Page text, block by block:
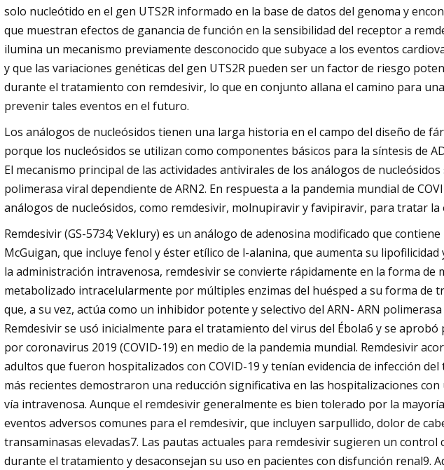
solo nucleótido en el gen UTS2R informado en la base de datos del genoma y
que muestran efectos de ganancia de función en la sensibilidad del receptor a
ilumina un mecanismo previamente desconocido que subyace a los eventos
y que las variaciones genéticas del gen UTS2R pueden ser un factor de riesgo
durante el tratamiento con remdesivir, lo que en conjunto allana el camino para
prevenir tales eventos en el futuro.
Los análogos de nucleósidos tienen una larga historia en el campo del diseño de
porque los nucleósidos se utilizan como componentes básicos para la síntesis de
El mecanismo principal de las actividades antivirales de los análogos de
polimerasa viral dependiente de ARN2. En respuesta a la pandemia mundial de
análogos de nucleósidos, como remdesivir, molnupiravir y favipiravir, para tratar la
Remdesivir (GS-5734; Veklury) es un análogo de adenosina modificado que
McGuigan, que incluye fenol y éster etílico de l-alanina, que aumenta su
la administración intravenosa, remdesivir se convierte rápidamente en la forma de
metabolizado intracelularmente por múltiples enzimas del huésped a su forma de
que, a su vez, actúa como un inhibidor potente y selectivo del ARN- ARN
Remdesivir se usó inicialmente para el tratamiento del virus del Ébola6 y se
por coronavirus 2019 (COVID-19) en medio de la pandemia mundial. Remdesivir
adultos que fueron hospitalizados con COVID-19 y tenían evidencia de infección
más recientes demostraron una reducción significativa en las hospitalizaciones
vía intravenosa. Aunque el remdesivir generalmente es bien tolerado por la
eventos adversos comunes para el remdesivir, que incluyen sarpullido, dolor de
transaminasas elevadas7. Las pautas actuales para remdesivir sugieren un control
durante el tratamiento y desaconsejan su uso en pacientes con disfunción renal9.